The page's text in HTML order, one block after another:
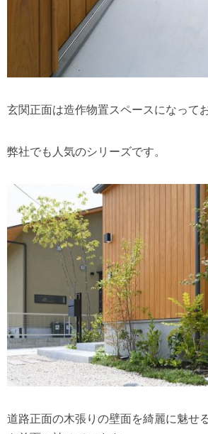
玄関正面は造作物置スペースになって
弊社でも人気のシリーズです。
道路正面の木張りの壁面を綺麗に魅せ